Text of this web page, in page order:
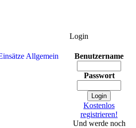
Login
Benutzername
Passwort
Kostenlos
registrieren!
Und werde noch